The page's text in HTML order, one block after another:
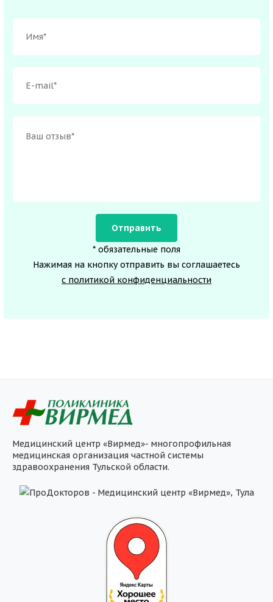
* обязательные поля
Нажимая на кнопку отправить вы соглашаетесь
с политикой конфиденциальности
Медицинский центр «Вирмед»- многопрофильная
медицинская организация частной системы
здравоохранения Тульской области.